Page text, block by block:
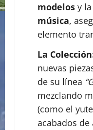
modelos y la
música,
elemento
La
nuevas
de su línea
mezclando
(como el
acabados